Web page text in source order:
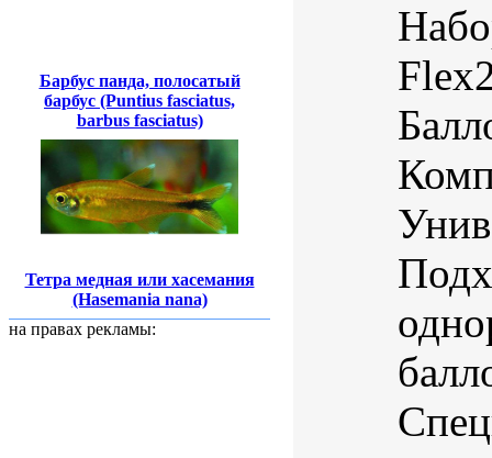
Барбус панда, полосатый
барбус (Puntius fasciatus,
barbus fasciatus)
Тетра медная или хасемания
(Hasemania nana)
на правах рекламы: